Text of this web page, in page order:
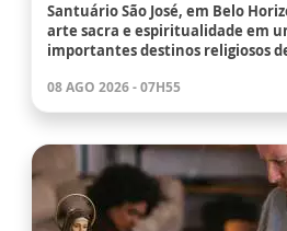
Santuário São José, em Belo
arte sacra e espiritualidade em
importantes destinos religiosos
08 AGO 2026 - 07H55